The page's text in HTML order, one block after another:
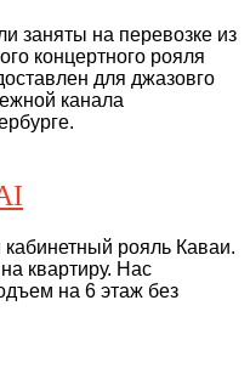
заняты на перевозке из
концертного рояля
для джазовго
канала
рояль Каваи.
квартиру. Нас
на 6 этаж без